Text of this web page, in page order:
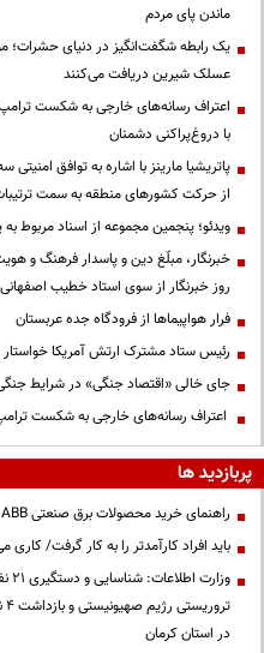
ماندن پای مردم
یک رابطه شگفت‌انگیز در دنیای حشرات؛
عسلک شیرین دریافت می‌کنند
اعتراف رسانه‌های خارجی به شکست
با دروغ‌پراکنی دشمنان
پاتریشیا مارینز با اشاره به توافق امنیتی
از حرکت کشورهای منطقه به سمت
ویدئو؛ پنجمین مجموعه از اسناد مربوط
خبرنگار، مبلّغ دین و پاسدار فرهنگ و
روز خبرنگار از سوی استاد خطیب
فرار هواپیماها از فرودگاه جده عربستان
رئیس ستاد مشترک ارتش آمریکا خواستار
جای خالی «اقتصاد جنگی» در شرایط
اعتراف رسانه‌های خارجی به شکست
پربازدید ها
راهنمای خرید محصولات برق صنعتی ABB
باید افراد کارآمدتر را به کار گرفت/
در استان کرمان